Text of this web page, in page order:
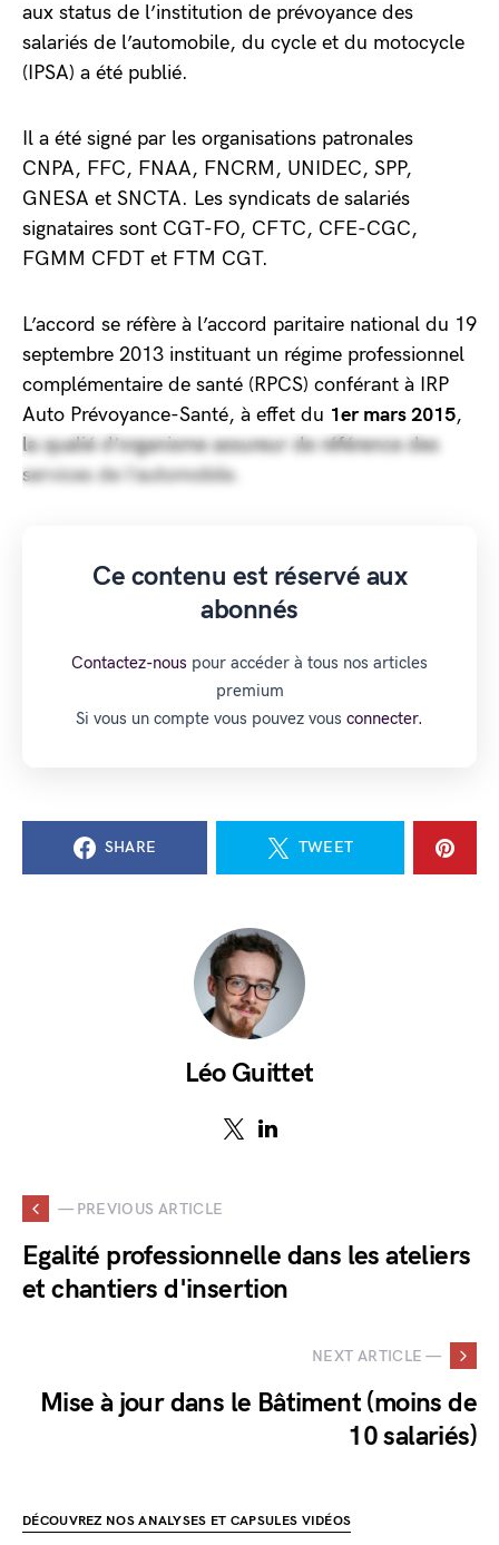
aux status de l’institution de prévoyance des
salariés de l’automobile, du cycle et du motocycle
(IPSA) a été publié.
Il a été signé par les organisations patronales
CNPA, FFC, FNAA, FNCRM, UNIDEC, SPP,
GNESA et SNCTA. Les syndicats de salariés
signataires sont CGT-FO, CFTC, CFE-CGC,
FGMM CFDT et FTM CGT.
L’accord se réfère à l’accord paritaire national du 19
septembre 2013 instituant un régime professionnel
complémentaire de santé (RPCS) conférant à IRP
Auto Prévoyance-Santé, à effet du 1er mars 2015,
la qualié d’organisme assureur de référence des
services de l’automobile.
Ce contenu est réservé aux
abonnés
Contactez-nous pour accéder à tous nos articles
premium
Si vous un compte vous pouvez vous connecter.
SHARE TWEET
Léo Guittet
— PREVIOUS ARTICLE
Egalité professionnelle dans les ateliers
et chantiers d'insertion
NEXT ARTICLE —
Mise à jour dans le Bâtiment (moins de
10 salariés)
DÉCOUVREZ NOS ANALYSES ET CAPSULES VIDÉOS